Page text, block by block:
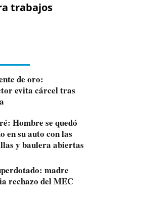
trabajos
de oro:
evita cárcel tras
Hombre se quedó
en su auto con las
y baulera abiertas
madre
rechazo del MEC